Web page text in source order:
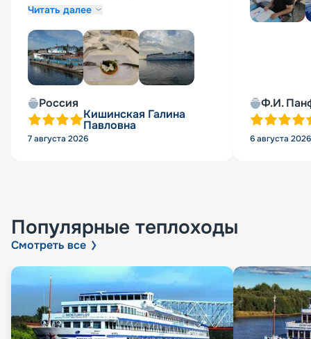
Читать далее
Россия
Кишинская Галина
Павловна
7 августа 2026
Ф.И.
6 августа 2026
Популярные теплоходы
Смотреть все